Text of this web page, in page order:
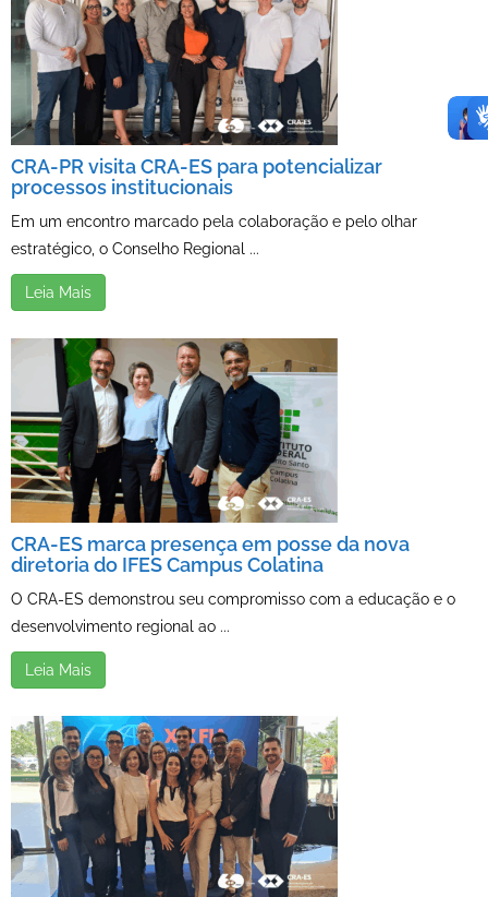
CRA-PR visita CRA-ES para potencializar
processos institucionais
Em um encontro marcado pela colaboração e pelo olhar
estratégico, o Conselho Regional ...
Leia Mais
CRA-ES marca presença em posse da nova
diretoria do IFES Campus Colatina
O CRA-ES demonstrou seu compromisso com a educação e o
desenvolvimento regional ao ...
Leia Mais